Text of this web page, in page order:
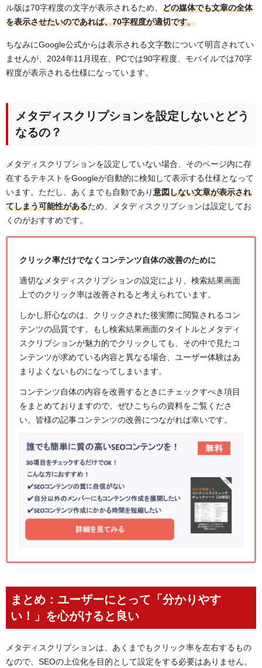
ル版は70字程度の文字が表示されるため、 どの媒体でも文章の全体
を表示させたいのであれば、70字程度が適切です。
ちなみにGoogle公式からは表示される文字数について明言されてい
ませんが、2024年11月現在、PCでは90字程度、モバイルでは70字
程度が表示される仕様になっています。
メタディスクリプションを設定しないとどう
なるの？
メタディスクリプションを設定していない場合、そのページ内に存
在するテキストをGoogleが自動的に検知して表示する仕様となって
います。ただし、あくまでも自動であり意図しない文章が表示され
てしまう可能性があるため、メタディスクリプションは設定してお
くのがおすすめです。
クリック率だけでなくコンテンツ自体の改善のために
適切なメタディスクリプションの設定により、検索結果画面
上でのクリック率は改善されると考えられています。
しかし 肝心なのは、クリックされた後実際に閲覧されるコン
テンツの品質です。もし検索結果画面のタイトルとメタディ
スクリプションが魅力的でクリックしても、その中で見たコ
ンテンツが求めている内容と異なる場合、ユーザー体験はあ
まりよくないものになってしまいます。
コンテンツ自体の内容を改善するときにチェックすべき項目
をまとめておりますので、ぜひこちらの資料をご覧くださ
い。皆様の記事コンテンツの改善につながれば幸いです。
まとめ：ユーザーにとって「分かりやす
い！」を心がけると良い
メタディスクリプションは、あくまでもクリック率を左右するもの
なので、SEOの上位化を目的として設定をする必要はありません。